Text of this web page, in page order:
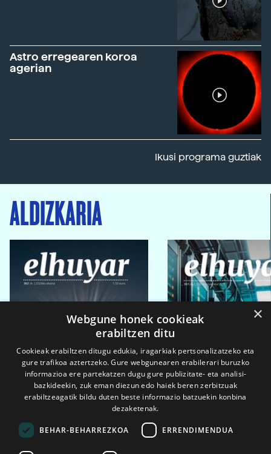
Astro erregearen koroa
agerian
Ikusi programa guztiak
ALDIZKARIA
×
Webgune honek cookieak
erabiltzen ditu
Cookieak erabiltzen ditugu edukia, iragarkiak pertsonalizatzeko eta
gure trafikoa aztertzeko. Gure webgunearen erabilerari buruzko
informazioa ere partekatzen dugu gure publizitate- eta analisi-
bazkideekin, zuk eman diezun edo haiek beren zerbitzuak
erabiltzeagatik bildu duten beste informazio batzuekin konbina
dezaketenak.
BEHAR-BEHARREZKOA ERRENDIMENDUA